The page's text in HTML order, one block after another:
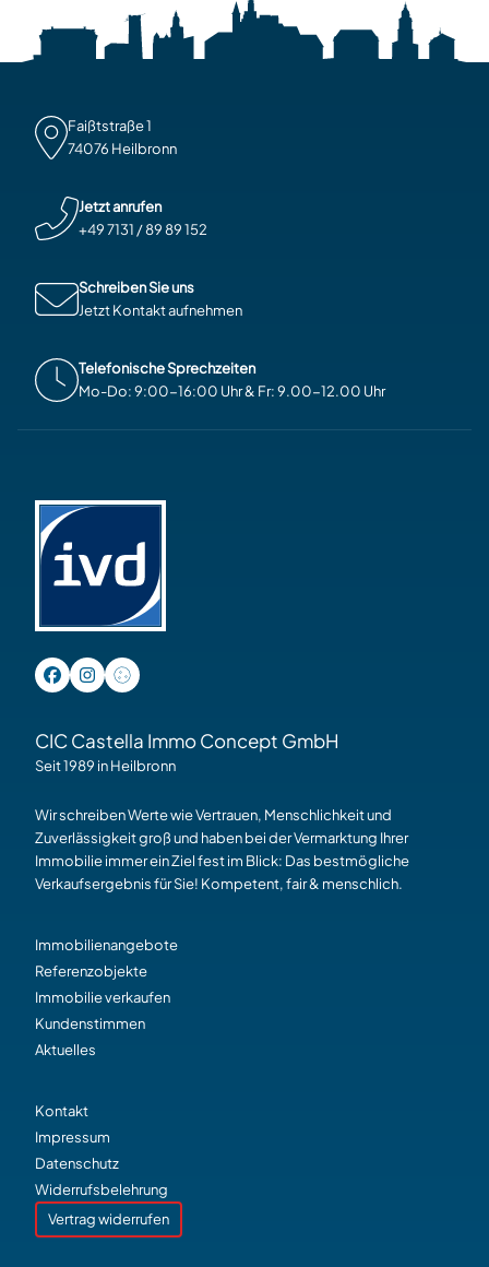
Faißtstraße 1
74076 Heilbronn
Jetzt anrufen
+49 7131 / 89 89 152
Schreiben Sie uns
Jetzt Kontakt aufnehmen
Telefonische Sprechzeiten
Mo-Do: 9:00-16:00 Uhr & Fr: 9.00-12.00 Uhr
CIC Castella Immo Concept GmbH
Seit 1989 in Heilbronn
Wir schreiben Werte wie Vertrauen, Menschlichkeit und
Zuverlässigkeit groß und haben bei der Vermarktung Ihrer
Immobilie immer ein Ziel fest im Blick: Das bestmögliche
Verkaufsergebnis für Sie! Kompetent, fair & menschlich.
Immobilienangebote
Referenzobjekte
Immobilie verkaufen
Kundenstimmen
Aktuelles
Kontakt
Impressum
Datenschutz
Widerrufsbelehrung
Vertrag widerrufen